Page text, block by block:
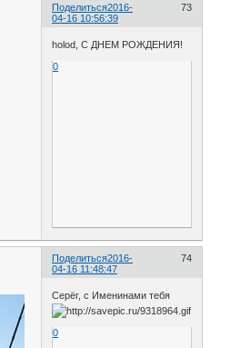
Поделиться 73
2016-
04-16 10:56:39
holod, С ДНЕМ РОЖДЕНИЯ!
0
Поделиться 74
2016-
04-16 11:48:47
Серёг, с Именинами тебя
0